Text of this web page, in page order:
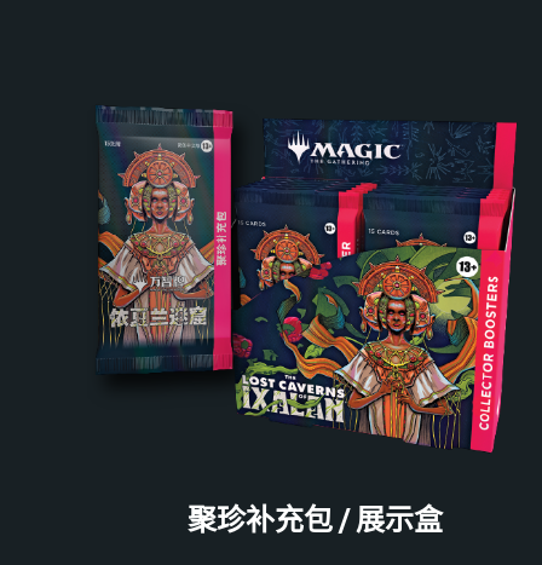
聚珍补充包 / 展示盒